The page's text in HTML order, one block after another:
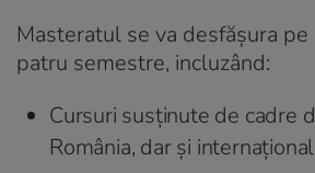
Masteratul se va desfășura
patru semestre, incluzând:
Cursuri susținute de cadre
România, dar și